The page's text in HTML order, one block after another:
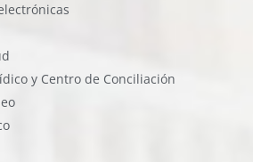
y Centro de Conciliación